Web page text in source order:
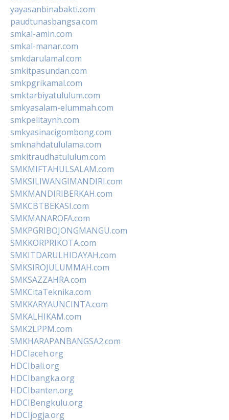
yayasanbinabakti.com
paudtunasbangsa.com
smkal-amin.com
smkal-manar.com
smkdarulamal.com
smkitpasundan.com
smkpgrikamal.com
smktarbiyatululum.com
smkyasalam-elummah.com
smkpelitaynh.com
smkyasinacigombong.com
smknahdatululama.com
smkitraudhatululum.com
SMKMIFTAHULSALAM.com
SMKSILIWANGIMANDIRI.com
SMKMANDIRIBERKAH.com
SMKCBTBEKASI.com
SMKMANAROFA.com
SMKPGRIBOJONGMANGU.com
SMKKORPRIKOTA.com
SMKITDARULHIDAYAH.com
SMKSIROJULUMMAH.com
SMKSAZZAHRA.com
SMKCitaTeknika.com
SMKKARYAUNCINTA.com
SMKALHIKAM.com
SMK2LPPM.com
SMKHARAPANBANGSA2.com
HDCIaceh.org
HDCIbali.org
HDCIbangka.org
HDCIbanten.org
HDCIBengkulu.org
HDCIjogja.org